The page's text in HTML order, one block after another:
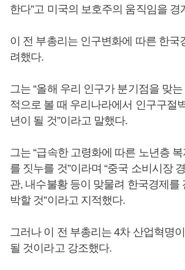
한다”고 미국의 보호주의 움직임을 경
이 전 부총리는 인구변화에 따른 한국
려했다.
그는 “올해 우리 인구가 분기점을 맞는
적으로 볼 때 우리나라에서 인구구절
년이 될 것”이라고 말했다.
그는 “급속한 고령화에 따른 노년층 복
를 짓누를 것”이라며 “중국 소비시장
관, 내수불황 등이 맞물려 한국경제를
박할 것”이라고 지적했다.
그러나 이 전 부총리는 4차 산업혁명
될 것이라고 강조했다.